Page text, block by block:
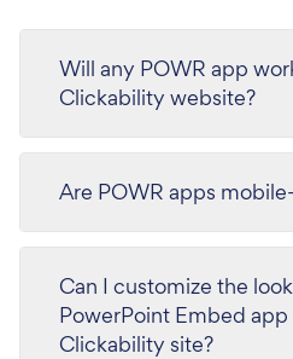
Will any POWR app
Clickability website?
Are POWR apps
Can I customize the
PowerPoint Embed
Clickability site?